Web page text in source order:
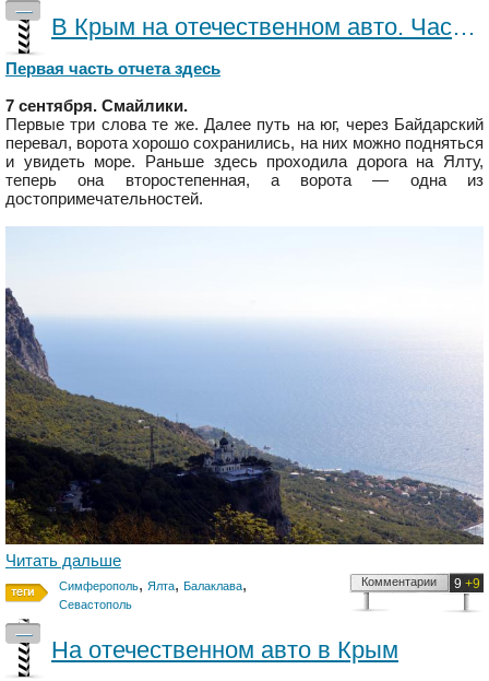
—
В Крым на отечественном авто. Часть 2.
Первая часть отчета здесь
7 сентября. Смайлики.
Первые три слова те же. Далее путь на юг, через Байдарский
перевал, ворота хорошо сохранились, на них можно подняться
и увидеть море. Раньше здесь проходила дорога на Ялту,
теперь она второстепенная, а ворота — одна из
достопримечательностей.
Читать дальше
Симферополь, Ялта, Балаклава,
Севастополь
9 +9
Комментарии
—
На отечественном авто в Крым